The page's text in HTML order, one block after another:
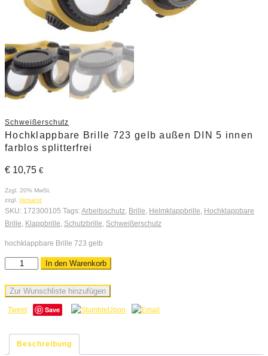
Schweißerschutz
Hochklappbare Brille 723 gelb außen DIN 5 innen
farblos splitterfrei
€ 10,75 €
Zzgl. 20% MwSt.
zzgl. Versand
SKU: 172300105 Tags:Arbeitsschutz Brille Helmklappbrille Hochklappbare
Brille Klappbrille Schutzbrille Schweißerschutz
hochklappbare Brille 723 gelb
In den Warenkorb
Zur Wunschliste hinzufügen
Tweet Save
Beschreibung